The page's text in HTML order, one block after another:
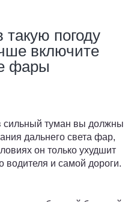
такую погоду
включите
фары
туман вы должны
дальнего света фар,
он только ухудшит
водителя и самой дороги.